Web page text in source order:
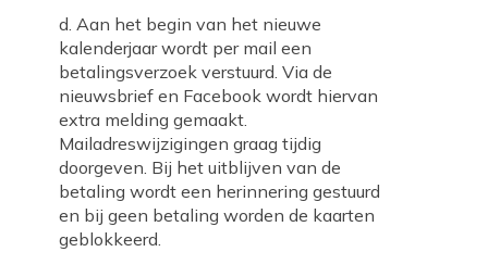
d. Aan het begin van het nieuwe
kalenderjaar wordt per mail een
betalingsverzoek verstuurd. Via de
nieuwsbrief en Facebook wordt hiervan
extra melding gemaakt.
Mailadreswijzigingen graag tijdig
doorgeven. Bij het uitblijven van de
betaling wordt een herinnering gestuurd
en bij geen betaling worden de kaarten
geblokkeerd.